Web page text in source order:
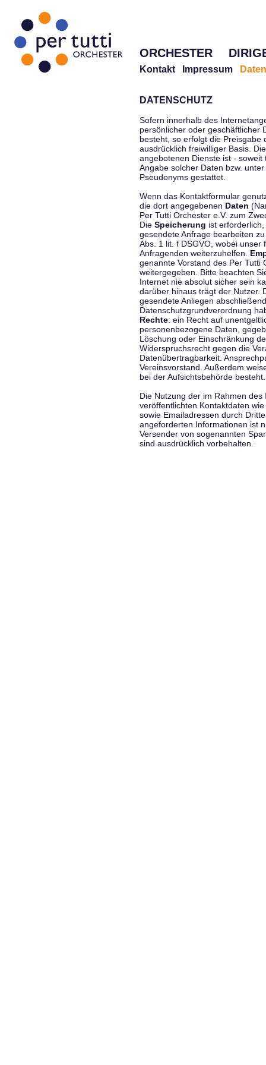
ORCHESTER
Kontakt Impressum
DATENSCHUTZ
Sofern innerhalb des
persönlicher oder geschäftlicher
besteht, so erfolgt die Preisgabe
ausdrücklich freiwilliger Basis.
angebotenen Dienste ist -
Angabe solcher Daten bzw.
Pseudonyms gestattet.
Wenn das Kontaktformular
die dort angegebenen Daten
Per Tutti Orchester e.V. zum
Die Speicherung ist
gesendete Anfrage bearbeiten
Abs. 1 lit. f DSGVO, wobei
Anfragenden weiterzuhelfen.
genannte Vorstand des Per Tutti
weitergegeben. Bitte beachten
Internet nie absolut sicher sein
darüber hinaus trägt der Nutzer.
gesendete Anliegen
Datenschutzgrundverordnung
Rechte: ein Recht auf
personenbezogene Daten,
Löschung oder Einschränkung
Widerspruchsrecht gegen die
Datenübertragbarkeit.
Vereinsvorstand. Außerdem
bei der Aufsichtsbehörde besteht.
Die Nutzung der im Rahmen
veröffentlichten Kontaktdaten
sowie Emailadressen durch
angeforderten Informationen ist
Versender von sogenannten
sind ausdrücklich vorbehalten.